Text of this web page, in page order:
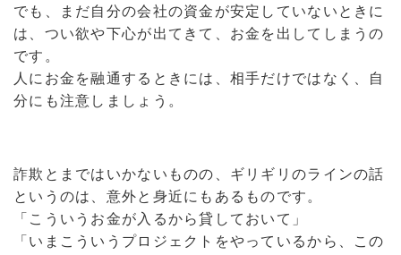
でも、まだ自分の会社の資金が安定していないときに
は、つい欲や下心が出てきて、お金を出してしまうの
です。
人にお金を融通するときには、相手だけではなく、自
分にも注意しましょう。
詐欺とまではいかないものの、ギリギリのラインの話
というのは、意外と身近にもあるものです。
「こういうお金が入るから貸しておいて」
「いまこういうプロジェクトをやっているから、この